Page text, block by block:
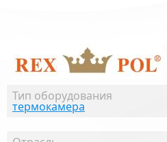
Тип оборудования
термокамера